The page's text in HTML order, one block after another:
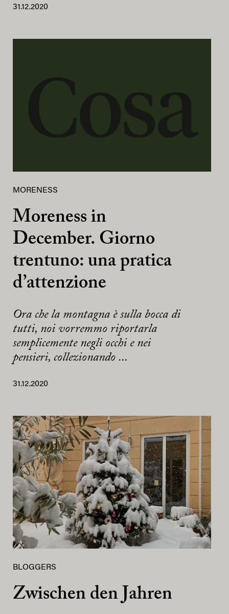
31.12.2020
MORENESS
Moreness in
December. Giorno
trentuno: una pratica
d’attenzione
Ora che la montagna è sulla bocca di
tutti, noi vorremmo riportarla
semplicemente negli occhi e nei
pensieri, collezionando ...
31.12.2020
BLOGGERS
Zwischen den Jahren